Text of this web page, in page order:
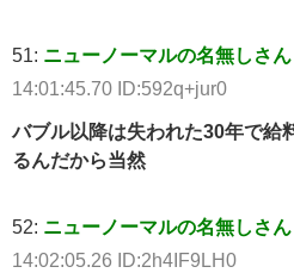
51: ニューノーマルの名無しさん
14:01:45.70 ID:592q+jur0
バブル以降は失われた30年で給
るんだから当然
52: ニューノーマルの名無しさん
14:02:05.26 ID:2h4IF9LH0